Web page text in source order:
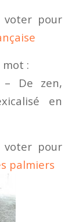
voter pour
:
– De zen,
en
voter pour
palmiers